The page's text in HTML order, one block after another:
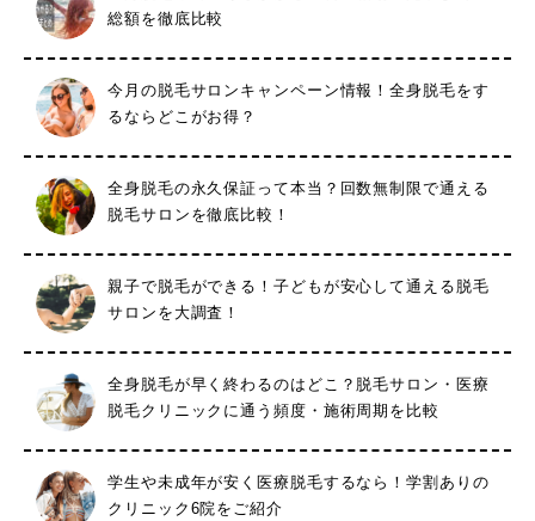
総額を徹底比較
今月の脱毛サロンキャンペーン情報！全身脱毛をす
るならどこがお得？
全身脱毛の永久保証って本当？回数無制限で通える
脱毛サロンを徹底比較！
親子で脱毛ができる！子どもが安心して通える脱毛
サロンを大調査！
全身脱毛が早く終わるのはどこ？脱毛サロン・医療
脱毛クリニックに通う頻度・施術周期を比較
学生や未成年が安く医療脱毛するなら！学割ありの
クリニック6院をご紹介